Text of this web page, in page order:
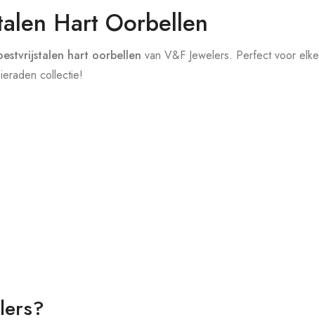
Hart Oorbellen
hart oorbellen van V&F Jewelers. Perfect voor elke
collectie!